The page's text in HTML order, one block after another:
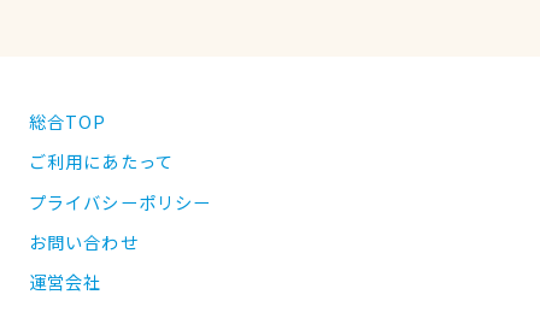
総合TOP
ご利用にあたって
プライバシーポリシー
お問い合わせ
運営会社